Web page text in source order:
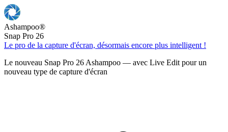
Ashampoo®
Snap Pro 26
Le pro de la capture d'écran, désormais encore plus intelligent !
Le nouveau Snap Pro 26 Ashampoo — avec Live Edit pour un
nouveau type de capture d'écran